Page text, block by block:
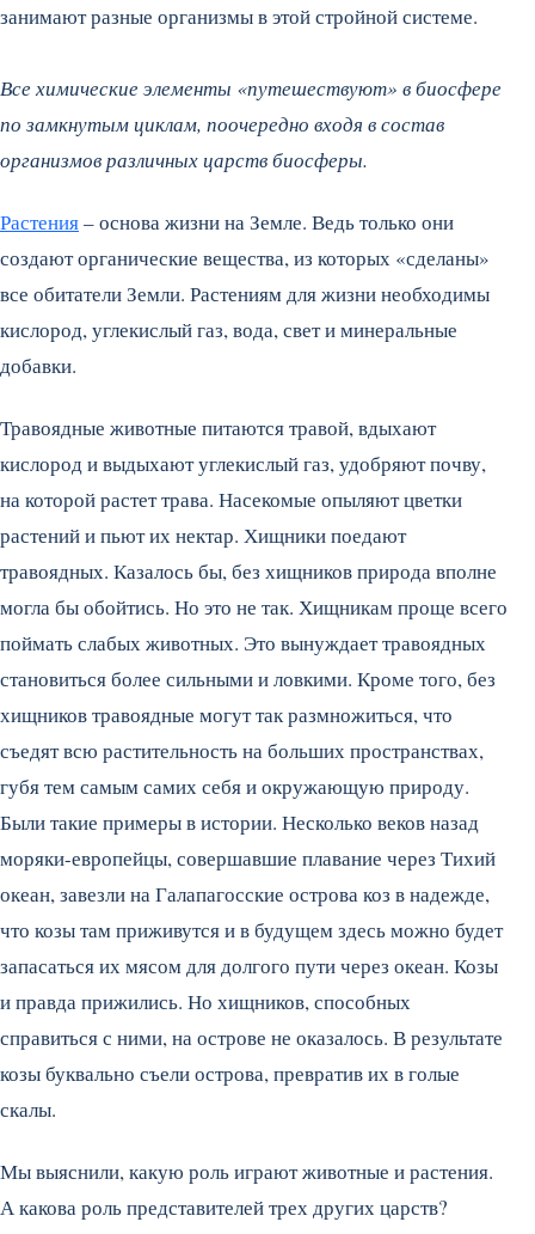
занимают разные организмы в этой стройной системе.
Все химические элементы «путешествуют» в биосфере
по замкнутым циклам, поочередно входя в состав
организмов различных царств биосферы.
Растения– основа жизни на Земле. Ведь только они
создают органические вещества, из которых «сделаны»
все обитатели Земли. Растениям для жизни необходимы
кислород, углекислый газ, вода, свет и минеральные
добавки.
Травоядные животные питаются травой, вдыхают
кислород и выдыхают углекислый газ, удобряют почву,
на которой растет трава. Насекомые опыляют цветки
растений и пьют их нектар. Хищники поедают
травоядных. Казалось бы, без хищников природа вполне
могла бы обойтись. Но это не так. Хищникам проще всего
поймать слабых животных. Это вынуждает травоядных
становиться более сильными и ловкими. Кроме того, без
хищников травоядные могут так размножиться, что
съедят всю растительность на больших пространствах,
губя тем самым самих себя и окружающую природу.
Были такие примеры в истории. Несколько веков назад
моряки-европейцы, совершавшие плавание через Тихий
океан, завезли на Галапагосские острова коз в надежде,
что козы там приживутся и в будущем здесь можно будет
запасаться их мясом для долгого пути через океан. Козы
и правда прижились. Но хищников, способных
справиться с ними, на острове не оказалось. В результате
козы буквально съели острова, превратив их в голые
скалы.
Мы выяснили, какую роль играют животные и растения.
А какова роль представителей трех других царств?